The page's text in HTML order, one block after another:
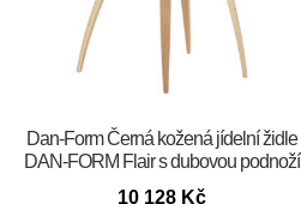
​​​​​Dan-Form Černá kožená jídelní židle
DAN-FORM Flair s dubovou podnoží
10 128 Kč